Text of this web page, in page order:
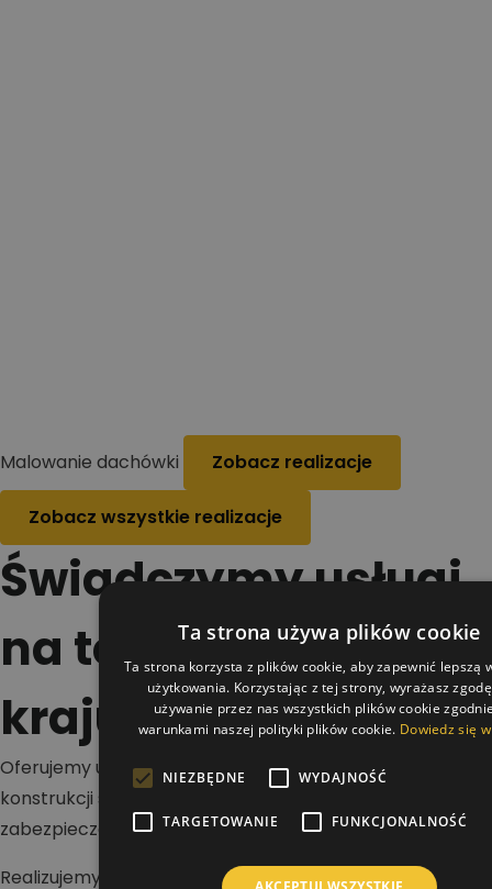
Malowanie dachówki Zobacz realizacje
Zobacz wszystkie realizacje
Świadczymy usługi
na terenie całego
kraju
Oferujemy usługi w zakresie malowania dachów,
konstrukcji stalowych i betonowych oraz wykonywania
zabezpieczeń antykorozyjnych i ogniochronnych.
Realizujemy projekty na terenie całej Polski dla klientów
Ta strona używa plików cookie
Ta strona korzysta z plików cookie, aby zapewnić lepszą
użytkowania. Korzystając z tej strony, wyrażasz
używanie przez nas wszystkich plików cookie
warunkami naszej polityki plików cookie. Dowiedz się
NIEZBĘDNE WYDAJNOŚĆ
TARGETOWANIE FUNKCJONALNOŚĆ